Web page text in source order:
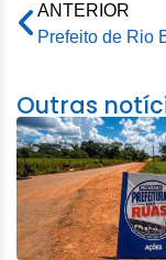
ANTERIOR
Outras